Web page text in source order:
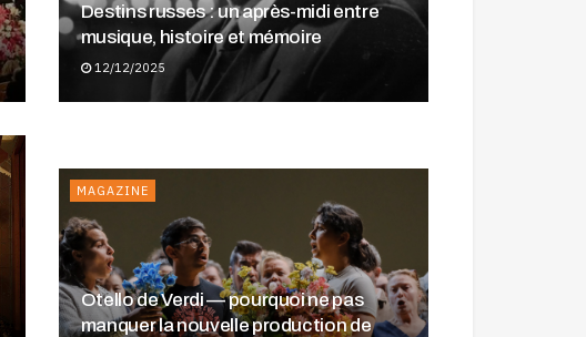
Destins russes : un après-midi entre
musique, histoire et mémoire
12/12/2025
🎶 Une journée avec Brahms —
Charlotte Juillard & Adam Laloum à
Strasbourg
30/10/2025
MAGAZINE
Otello de Verdi — pourquoi ne pas
manquer la nouvelle production de